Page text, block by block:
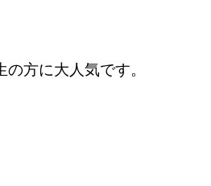
方に大人気です。